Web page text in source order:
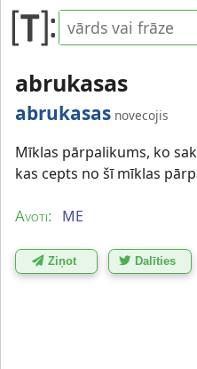
abrukasas
abrukasas novecojis
Mīklas pārpalikums, ko
kas cepts no šī mīklas
Avoti: ME
Ziņot Dalīties